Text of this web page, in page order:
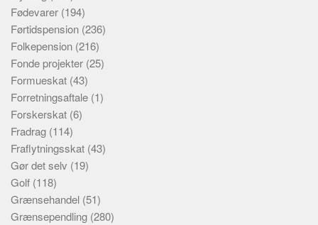
Fødevarer (194)
Førtidspension (236)
Folkepension (216)
Fonde projekter (25)
Formueskat (43)
Forretningsaftale (1)
Forskerskat (6)
Fradrag (114)
Fraflytningsskat (43)
Gør det selv (19)
Golf (118)
Grænsehandel (51)
Grænsependling (280)